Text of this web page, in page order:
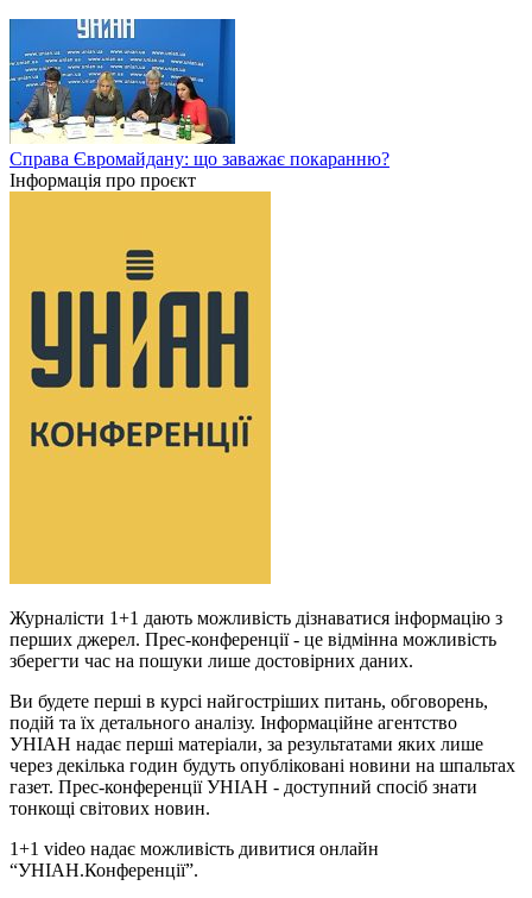
Справа Євромайдану: що заважає покаранню?
Інформація про проєкт
Журналісти 1+1 дають можливість дізнаватися інформацію з
перших джерел. Прес-конференції - це відмінна можливість
зберегти час на пошуки лише достовірних даних.
Ви будете перші в курсі найгостріших питань, обговорень,
подій та їх детального аналізу. Інформаційне агентство
УНІАН надає перші матеріали, за результатами яких лише
через декілька годин будуть опубліковані новини на шпальтах
газет. Прес-конференції УНІАН - доступний спосіб знати
тонкощі світових новин.
1+1 video надає можливість дивитися онлайн
“УНІАН.Конференції”.